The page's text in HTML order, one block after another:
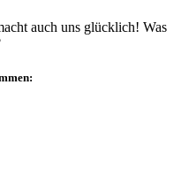
auch uns glücklich! Was